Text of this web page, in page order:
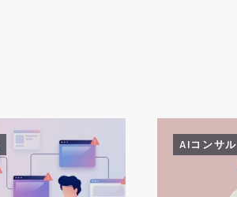
AIコンサル